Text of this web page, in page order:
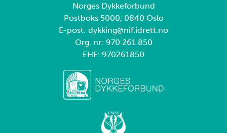
Norges Dykkeforbund
Postboks 5000, 0840 Oslo
E-post: dykking@nif.idrett.no
Org. nr: 970 261 850
EHF: 970261850